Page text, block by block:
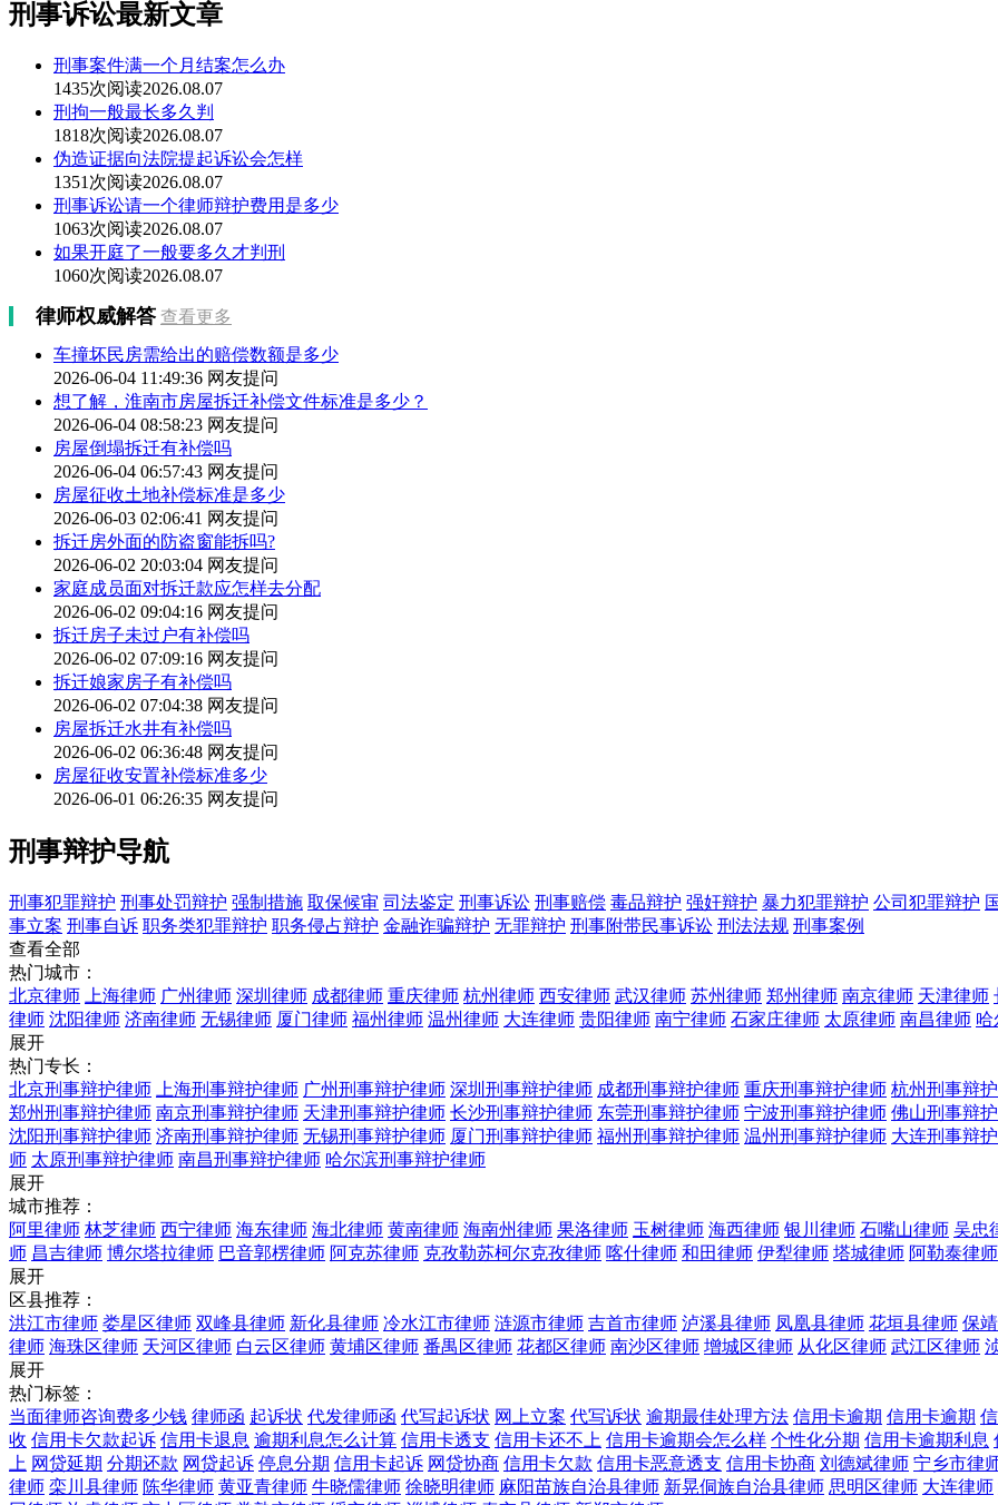
刑事诉讼最新文章
刑事案件满一个月结案怎么办
1435次阅读2026.08.07
刑拘一般最长多久判
1818次阅读2026.08.07
伪造证据向法院提起诉讼会怎样
1351次阅读2026.08.07
刑事诉讼请一个律师辩护费用是多少
1063次阅读2026.08.07
如果开庭了一般要多久才判刑
1060次阅读2026.08.07
律师权威解答 查看更多
车撞坏民房需给出的赔偿数额是多少
2026-06-04 11:49:36 网友提问
想了解，淮南市房屋拆迁补偿文件标准是多少？
2026-06-04 08:58:23 网友提问
房屋倒塌拆迁有补偿吗
2026-06-04 06:57:43 网友提问
房屋征收土地补偿标准是多少
2026-06-03 02:06:41 网友提问
拆迁房外面的防盗窗能拆吗?
2026-06-02 20:03:04 网友提问
家庭成员面对拆迁款应怎样去分配
2026-06-02 09:04:16 网友提问
拆迁房子未过户有补偿吗
2026-06-02 07:09:16 网友提问
拆迁娘家房子有补偿吗
2026-06-02 07:04:38 网友提问
房屋拆迁水井有补偿吗
2026-06-02 06:36:48 网友提问
房屋征收安置补偿标准多少
2026-06-01 06:26:35 网友提问
刑事辩护导航
刑事犯罪辩护 刑事处罚辩护 强制措施 取保候审 司法鉴定 刑事诉讼 刑事赔偿 毒品辩护 强奸辩护 暴力犯罪辩护 公司犯罪辩护
事立案 刑事自诉 职务类犯罪辩护 职务侵占辩护 金融诈骗辩护 无罪辩护 刑事附带民事诉讼 刑法法规 刑事案例
查看全部
热门城市：
北京律师
上海律师 广州律师 深圳律师 成都律师 重庆律师 杭州律师 西安律师 武汉律师 苏州律师 郑州律师 南京律师 天津律师
律师 沈阳律师 济南律师 无锡律师 厦门律师 福州律师 温州律师 大连律师 贵阳律师 南宁律师 石家庄律师 太原律师 南昌律师 哈
展开
热门专长：
北京刑事辩护律师
上海刑事辩护律师 广州刑事辩护律师 深圳刑事辩护律师 成都刑事辩护律师 重庆刑事辩护律师 杭州刑事辩
郑州刑事辩护律师 南京刑事辩护律师 天津刑事辩护律师 长沙刑事辩护律师 东莞刑事辩护律师 宁波刑事辩护律师 佛山刑事辩
沈阳刑事辩护律师 济南刑事辩护律师 无锡刑事辩护律师 厦门刑事辩护律师 福州刑事辩护律师 温州刑事辩护律师 大连刑事辩
师 太原刑事辩护律师 南昌刑事辩护律师 哈尔滨刑事辩护律师
展开
城市推荐：
阿里律师 林芝律师 西宁律师 海东律师 海北律师 黄南律师 海南州律师 果洛律师 玉树律师 海西律师 银川律师 石嘴山律师 吴忠
师 昌吉律师 博尔塔拉律师 巴音郭楞律师 阿克苏律师 克孜勒苏柯尔克孜律师 喀什律师 和田律师 伊犁律师 塔城律师 阿勒泰律师
展开
区县推荐：
洪江市律师 娄星区律师 双峰县律师 新化县律师 冷水江市律师 涟源市律师 吉首市律师 泸溪县律师 凤凰县律师 花垣县律师 保
律师 海珠区律师 天河区律师 白云区律师 黄埔区律师 番禺区律师 花都区律师 南沙区律师 增城区律师 从化区律师 武江区律师
展开
热门标签：
当面律师咨询费多少钱 律师函 起诉状 代发律师函 代写起诉状 网上立案 代写诉状 逾期最佳处理方法 信用卡逾期 信用卡逾期
收 信用卡欠款起诉 信用卡退息 逾期利息怎么计算 信用卡透支 信用卡还不上 信用卡逾期会怎么样 个性化分期 信用卡逾期利息
上 网贷延期 分期还款 网贷起诉 停息分期 信用卡起诉 网贷协商 信用卡欠款 信用卡恶意透支 信用卡协商 刘德斌律师 宁乡市律
律师 栾川县律师 陈华律师 黄亚青律师 牛晓儒律师 徐晓明律师 麻阳苗族自治县律师 新晃侗族自治县律师 思明区律师 大连律师